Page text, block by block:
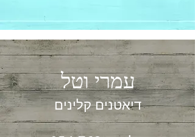
עמרי וטל
דיאטנים קלינים